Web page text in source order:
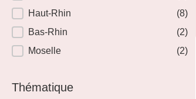
Haut-Rhin
(8)
Bas-Rhin
(2)
Moselle
(2)
Thématique